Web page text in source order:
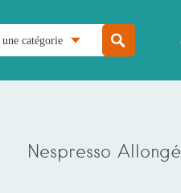
catégorie
Nespresso Allongé